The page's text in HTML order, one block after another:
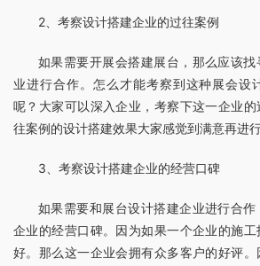
2、考察设计搭建企业的过往案例
如果需要开展会搭建展台，那么应该
业进行合作。怎么才能考察到这种展会设
呢？大家可以深入企业，考察下这一企业
往案例的设计搭建效果大家感觉到满意再进行
3、考察设计搭建企业的经营口碑
如果需要和展台设计搭建企业进行合
企业的经营口碑。因为如果一个企业的施
好。那么这一企业会拥有众多客户的好评